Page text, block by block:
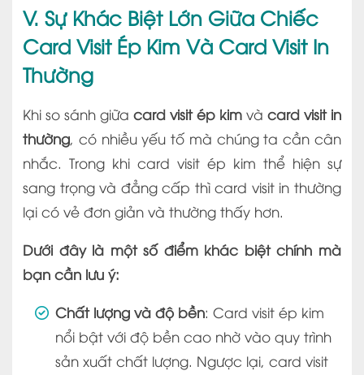
V. Sự Khác Biệt Lớn Giữa Chiếc
Card Visit Ép Kim Và Card Visit In
Thường
Khi so sánh giữa card visit ép kim và card visit in
thường, có nhiều yếu tố mà chúng ta cần cân
nhắc. Trong khi card visit ép kim thể hiện sự
sang trọng và đẳng cấp thì card visit in thường
lại có vẻ đơn giản và thường thấy hơn.
Dưới đây là một số điểm khác biệt chính mà
bạn cần lưu ý:
Chất lượng và độ bền: Card visit ép kim
nổi bật với độ bền cao nhờ vào quy trình
sản xuất chất lượng. Ngược lại, card visit